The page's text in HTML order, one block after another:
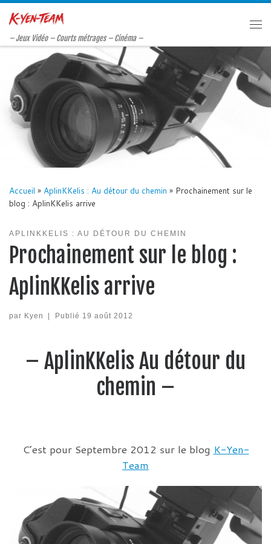
Passer au contenu
– Jeux Vidéo – Courts métrages – Cinéma –
Accueil » AplinKKelis : Au détour du chemin » Prochainement sur le
blog : AplinKKelis arrive
APLINKKELIS : AU DÉTOUR DU CHEMIN
Prochainement sur le blog :
AplinKKelis arrive
par Kyen Publié 19 août 2012
– AplinKKelis Au détour du
chemin –
C’est pour Septembre 2012 sur le blog K-Yen-
Team